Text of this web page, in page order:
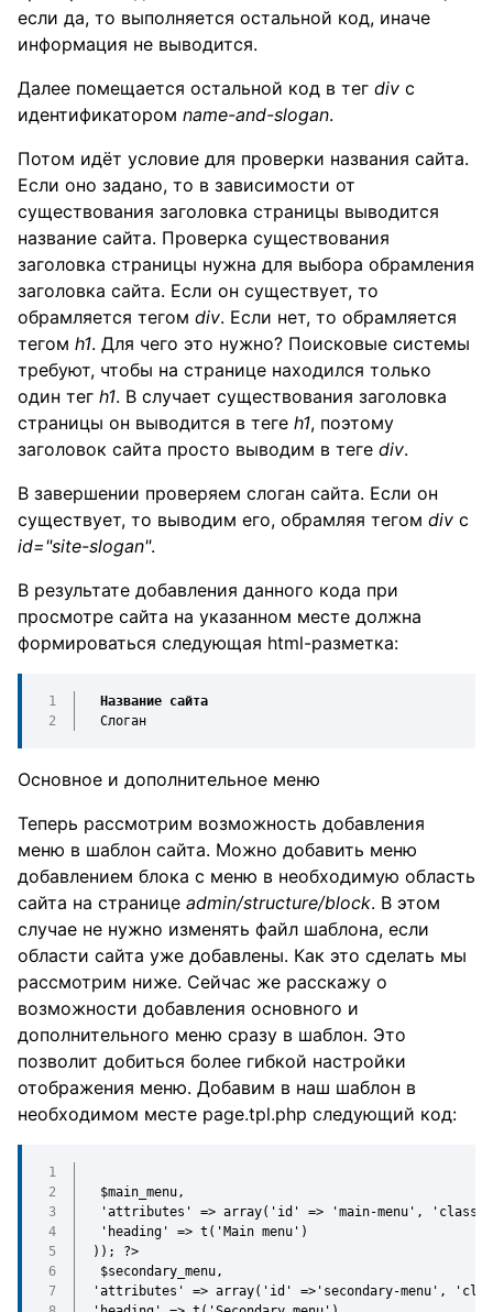
если да, то выполняется остальной код, иначе
информация не выводится.
Далее помещается остальной код в тег div с
идентификатором name-and-slogan.
Потом идёт условие для проверки названия сайта.
Если оно задано, то в зависимости от
существования заголовка страницы выводится
название сайта. Проверка существования
заголовка страницы нужна для выбора обрамления
заголовка сайта. Если он существует, то
обрамляется тегом div. Если нет, то обрамляется
тегом h1. Для чего это нужно? Поисковые системы
требуют, чтобы на странице находился только
один тег h1. В случает существования заголовка
страницы он выводится в теге h1, поэтому
заголовок сайта просто выводим в теге div.
В завершении проверяем слоган сайта. Если он
существует, то выводим его, обрамляя тегом div с
id="site-slogan".
В результате добавления данного кода при
просмотре сайта на указанном месте должна
формироваться следующая html-разметка:
Название сайта
Слоган
Основное и дополнительное меню
Теперь рассмотрим возможность добавления
меню в шаблон сайта. Можно добавить меню
добавлением блока с меню в необходимую область
сайта на странице admin/structure/block. В этом
случае не нужно изменять файл шаблона, если
области сайта уже добавлены. Как это сделать мы
рассмотрим ниже. Сейчас же расскажу о
возможности добавления основного и
дополнительного меню сразу в шаблон. Это
позволит добиться более гибкой настройки
отображения меню. Добавим в наш шаблон в
необходимом месте page.tpl.php следующий код:
$main_menu,
'attributes' => array('id' => 'main-menu',
'heading' => t('Main menu')
)); ?>
$secondary_menu,
'attributes' => array('id' =>'secondary-menu',